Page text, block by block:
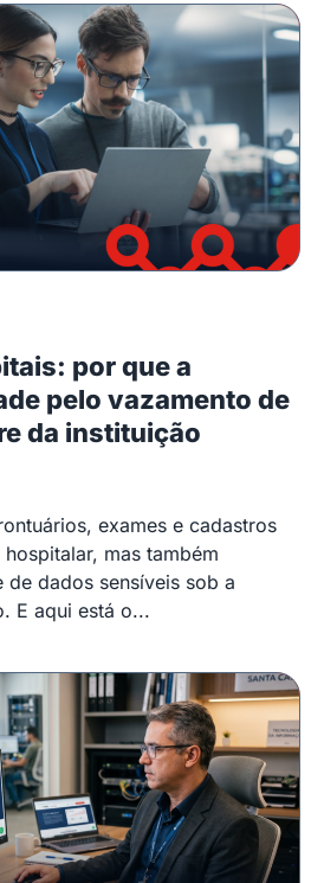
por que a
pelo vazamento de
da instituição
exames e cadastros
mas também
dados sensíveis sob a
E aqui está o...